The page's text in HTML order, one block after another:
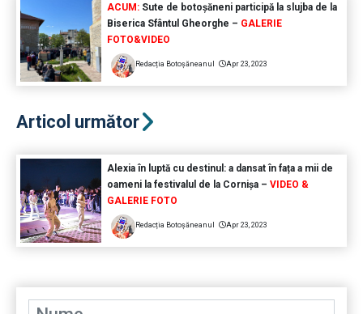
ACUM: Sute de botoșăneni participă la slujba de la
Biserica Sfântul Gheorghe – GALERIE
FOTO&VIDEO
Redacția Botoșăneanul Apr 23, 2023
Articol următor
Alexia în luptă cu destinul: a dansat în fața a mii de
oameni la festivalul de la Cornișa – VIDEO &
GALERIE FOTO
Redacția Botoșăneanul Apr 23, 2023